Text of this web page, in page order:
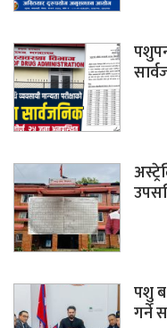
पशु
गर्ने